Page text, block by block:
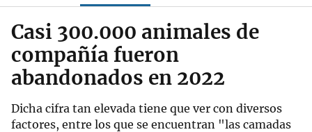
Casi 300.000 animales de
compañía fueron
abandonados en 2022
Dicha cifra tan elevada tiene que ver con diversos
factores, entre los que se encuentran "las camadas